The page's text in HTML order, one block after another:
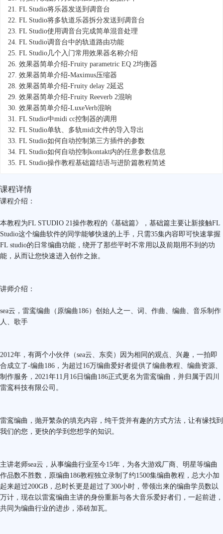
21. FL Studio将乐器发送到调音台
22. FL Studio将多轨道乐器拆分发送到调音台
23. FL Studio使用调音台完成简单混音处理
24. FL Studio调音台中的轨道路由功能
25. FL Studio几个入门常用效果器名称介绍
26. 效果器简单介绍-Fruity parametric EQ 2均衡器
27. 效果器简单介绍-Maximus压缩器
28. 效果器简单介绍-Fruity delay 2延迟
29. 效果器简单介绍-Fruity Reeverb 2混响
30. 效果器简单介绍-LuxeVerb混响
31. FL Studio中midi cc控制器的调用
32. FL Studio单轨、多轨midi文件的导入导出
33. FL Studio如何自动控制第三方插件的参数
34. FL Studio如何自动控制kontakt内的任意参数信息
35. FL Studio操作教程基础篇结语与进阶篇教程简述
课程详情
课程介绍：
本教程为FL STUDIO 21操作教程的《基础篇》，基础篇主要让新接触FL
Studio这个编曲软件的同学能够快速的上手，只需35集内容即可快速掌握
FL studio的日常编曲功能，绕开了那些平时不常用以及前期用不到的功
能，从而让您快速进入创作之旅。
讲师介绍：
sea云，雷鸾编曲（原编曲186）创始人之一、词、作曲、编曲、音乐制作
人、歌手
2012年，有两个小伙伴（sea云、东奕）因为相同的观点、兴趣，一拍即
合成立了-编曲186，为超过16万编曲爱好者提供了编曲教程、编曲资源、
制作服务，2021年11月16日编曲186正式更名为雷鸾编曲，并归属于四川
雷鸾科技有限公司。
雷鸾编曲，抛开繁杂的填充内容，纯干货并有趣的方式方法，让有缘找到
我们的您，更快的学到您想学的知识。
主讲老师sea云，从事编曲行业至今15年，为各大游戏厂商、明星等编曲
作品数不胜数，原编曲186教程独立录制了约1500集编曲教程，总大小加
起来超过200GB，总时长更是超过了300小时，带领出来的编曲学员数以
万计，现在以雷鸾编曲主讲的身份重新与各大音乐爱好者们，一起前进，
共同为编曲行业的进步，添砖加瓦。